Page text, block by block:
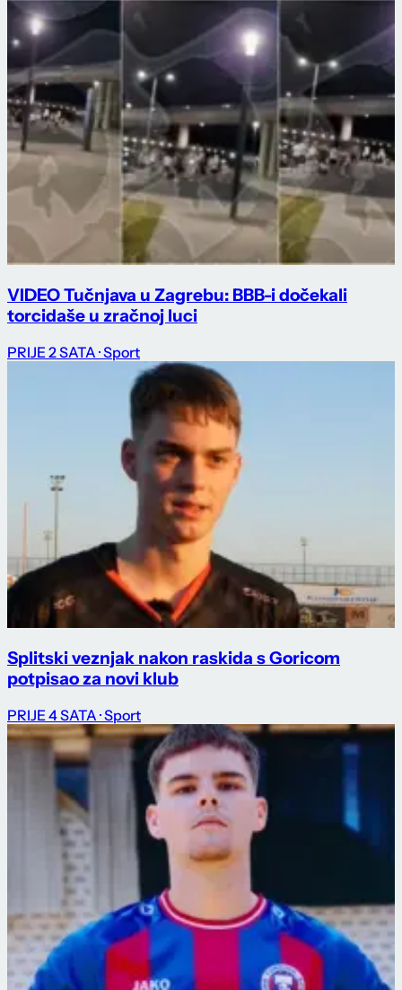
VIDEO Tučnjava u Zagrebu: BBB-i dočekali
torcidaše u zračnoj luci
PRIJE 2 SATA · Sport
Splitski veznjak nakon raskida s Goricom
potpisao za novi klub
PRIJE 4 SATA · Sport